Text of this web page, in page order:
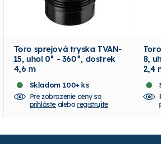
Toro sprejová tryska TVAN-
15, uhol 0° - 360°, dostrek
4,6 m
Skladom 100+ ks
Pre zobrazenie ceny sa
prihlástealeboregistrujte
8,
2,4